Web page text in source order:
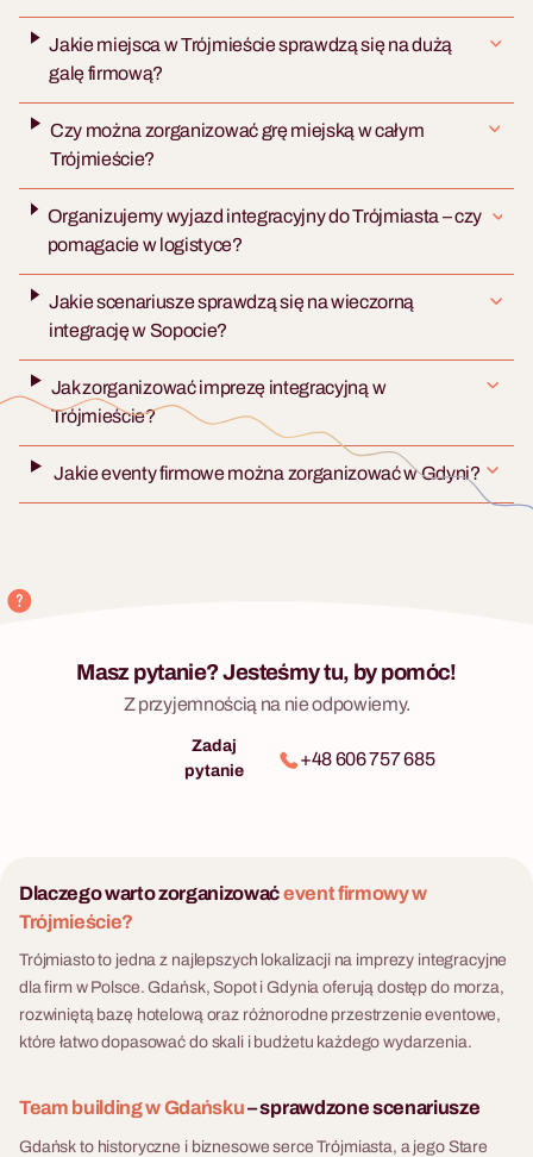
Jakie miejsca w Trójmieście sprawdzą się na dużą
galę firmową?
Czy można zorganizować grę miejską w całym
Trójmieście?
Organizujemy wyjazd integracyjny do Trójmiasta – czy
pomagacie w logistyce?
Jakie scenariusze sprawdzą się na wieczorną
integrację w Sopocie?
Jak zorganizować imprezę integracyjną w
Trójmieście?
Jakie eventy firmowe można zorganizować w Gdyni?
Masz pytanie? Jesteśmy tu, by pomóc!
Z przyjemnością na nie odpowiemy.
Zadaj
pytanie
+48 606 757 685
Dlaczego warto zorganizowaćevent firmowy w
Trójmieście?
Trójmiasto to jedna z najlepszych lokalizacji na imprezy integracyjne
dla firm w Polsce. Gdańsk, Sopot i Gdynia oferują dostęp do morza,
rozwiniętą bazę hotelową oraz różnorodne przestrzenie eventowe,
które łatwo dopasować do skali i budżetu każdego wydarzenia.
Team building w Gdańsku– sprawdzone scenariusze
Gdańsk to historyczne i biznesowe serce Trójmiasta, a jego Stare